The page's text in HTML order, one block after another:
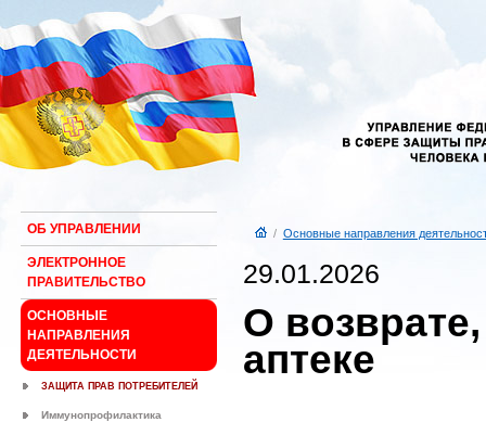
ОБ УПРАВЛЕНИИ
ЭЛЕКТРОННОЕ
ПРАВИТЕЛЬСТВО
ОСНОВНЫЕ
НАПРАВЛЕНИЯ
ДЕЯТЕЛЬНОСТИ
ЗАЩИТА ПРАВ ПОТРЕБИТЕЛЕЙ
Иммунопрофилактика
/ Основные направления
29.01.2026
О
аптеке